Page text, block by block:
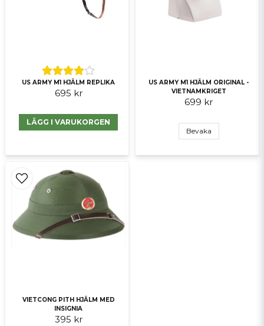
US ARMY M1 HJÄLM REPLIKA
695 kr
LÄGG I VARUKORGEN
US ARMY M1 HJÄLM ORIGINAL -
VIETNAMKRIGET
699 kr
Bevaka
VIETCONG PITH HJÄLM MED
INSIGNIA
395 kr